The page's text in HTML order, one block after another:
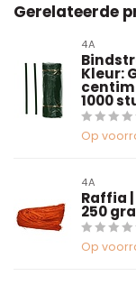
Gerelateerde
4A
Kleur:
1000
Op
4A
Raffia
250
Op